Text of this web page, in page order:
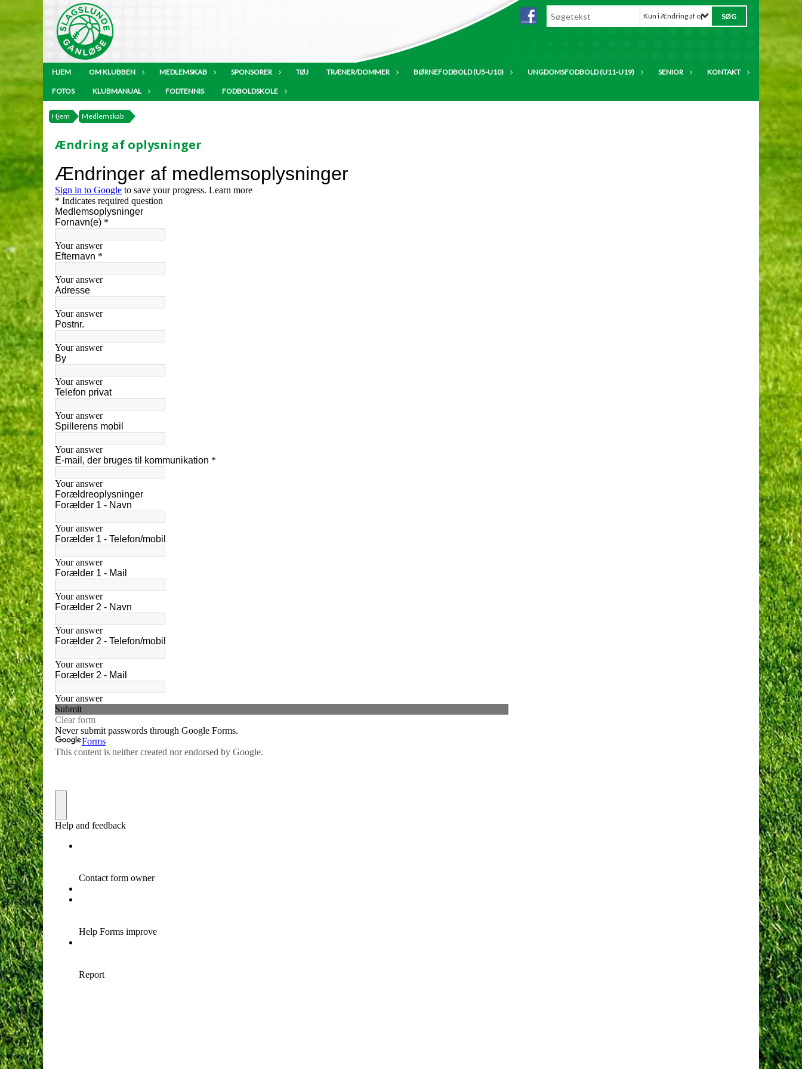
Kun i Ændring af oplysninger
HJEM OM KLUBBEN MEDLEMSKAB SPONSORER TØJ TRÆNER/DOMMER BØRNEFODBOLD (U5-U10) UNGDOMSFODBOLD (U11-U19) SENIOR KONTAKT
FOTOS KLUBMANUAL FODTENNIS FODBOLDSKOLE
Hjem Medlemskab
Ændring af oplysninger